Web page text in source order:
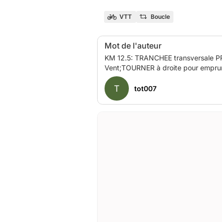
VTT Boucle
Mot de l'auteur
KM 12.5: TRANCHEE transversale PROFONDE peu visible dans la pente TRES raide. RACCOURCI:Après les Auches,continuer vers Min à
T tot007